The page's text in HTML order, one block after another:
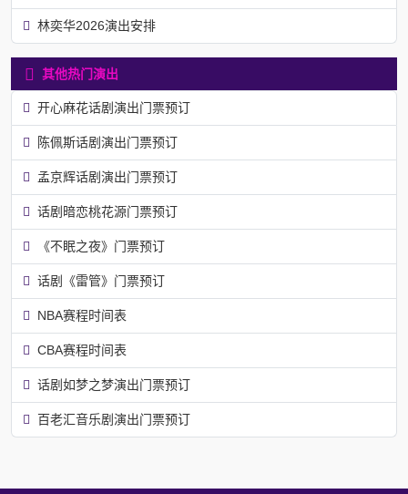
林奕华2026演出安排
其他热门演出
开心麻花话剧演出门票预订
陈佩斯话剧演出门票预订
孟京辉话剧演出门票预订
话剧暗恋桃花源门票预订
《不眠之夜》门票预订
话剧《雷管》门票预订
NBA赛程时间表
CBA赛程时间表
话剧如梦之梦演出门票预订
百老汇音乐剧演出门票预订